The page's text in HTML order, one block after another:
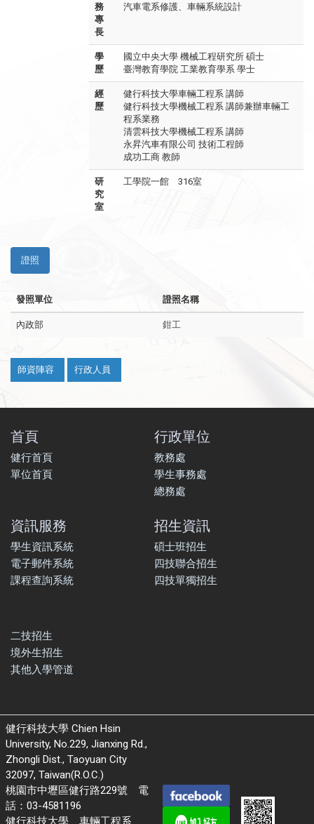
務
專
長
汽車電系修護、車輛系統設計
學
歷
國立中央大學 機械工程研究所 碩士
臺灣教育學院 工業教育學系 學士
經
歷
健行科技大學車輛工程系 講師
健行科技大學機械工程系 講師兼辦車輛工
程系業務
清雲科技大學機械工程系 講師
永昇汽車有限公司 技術工程師
成功工商 教師
研
究
室
工學院一館 316室
證照
發照單位 證照名稱
內政部 鉗工
師資陣容 行政人員
首頁
健行首頁
單位首頁
行政單位
教務處
學生事務處
總務處
資訊服務
學生資訊系統
電子郵件系統
課程查詢系統
招生資訊
碩士班招生
四技聯合招生
四技單獨招生
二技招生
境外生招生
其他入學管道
健行科技大學 Chien Hsin
University, No.229, Jianxing Rd.,
Zhongli Dist., Taoyuan City
32097, Taiwan(R.O.C.)
桃園市中壢區健行路229號 電
話：03-4581196
健行科技大學 車輛工程系